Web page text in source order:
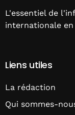
L'essentiel de
internationale
Liens utiles
La rédaction
Qui sommes-